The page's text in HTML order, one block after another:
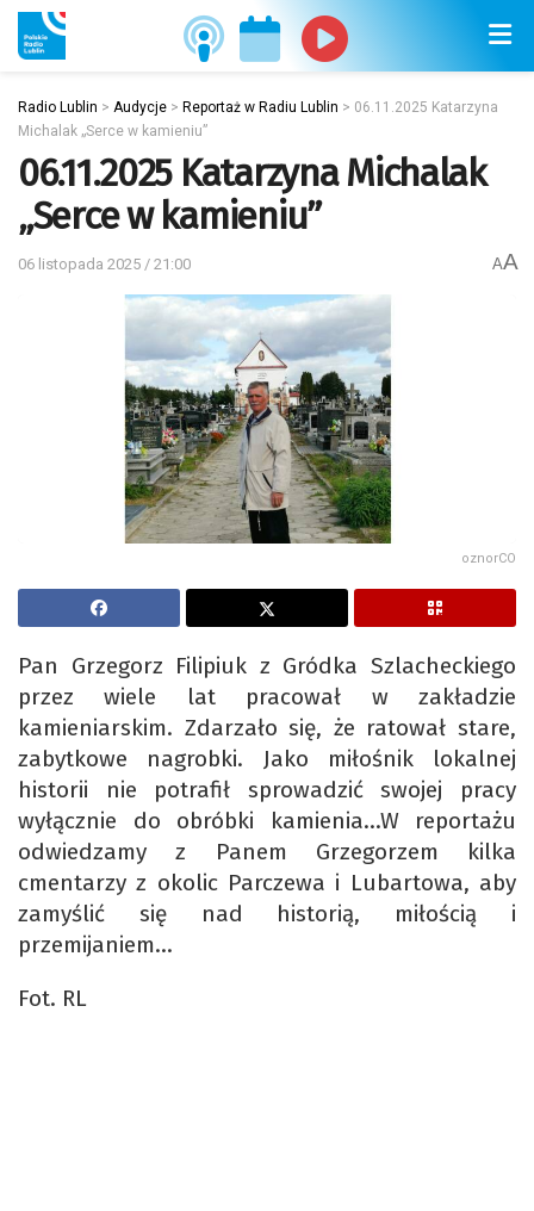
Radio Lublin > Audycje > Reportaż w Radiu Lublin > 06.11.2025 Katarzyna
Michalak „Serce w kamieniu”
06.11.2025 Katarzyna Michalak
„Serce w kamieniu”
06 listopada 2025 / 21:00 AA
oznorCO
Pan Grzegorz Filipiuk z Gródka Szlacheckiego
przez wiele lat pracował w zakładzie
kamieniarskim. Zdarzało się, że ratował stare,
zabytkowe nagrobki. Jako miłośnik lokalnej
historii nie potrafił sprowadzić swojej pracy
wyłącznie do obróbki kamienia…W reportażu
odwiedzamy z Panem Grzegorzem kilka
cmentarzy z okolic Parczewa i Lubartowa, aby
zamyślić się nad historią, miłością i
przemijaniem…
Fot. RL